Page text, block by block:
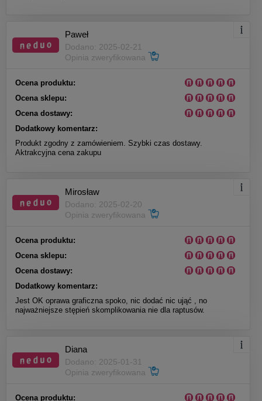
Paweł
Dodano: 2025-02-21
Opinia zweryfikowana
Ocena produktu:
Ocena sklepu:
Ocena dostawy:
Dodatkowy komentarz:
Produkt zgodny z zamówieniem. Szybki czas dostawy.
Aktrakcyjna cena zakupu
Mirosław
Dodano: 2025-02-20
Opinia zweryfikowana
Ocena produktu:
Ocena sklepu:
Ocena dostawy:
Dodatkowy komentarz:
Jest OK oprawa graficzna spoko, nic dodać nic ująć , no
najważniejsze stępień skomplikowania nie dla raptusów.
Diana
Dodano: 2025-01-31
Opinia zweryfikowana
Ocena produktu: